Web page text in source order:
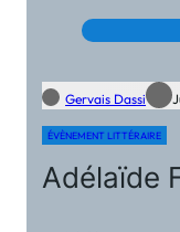
Gervais Dassi
ÉVÈNEMENT LITTÉRAIRE
Adélaïde